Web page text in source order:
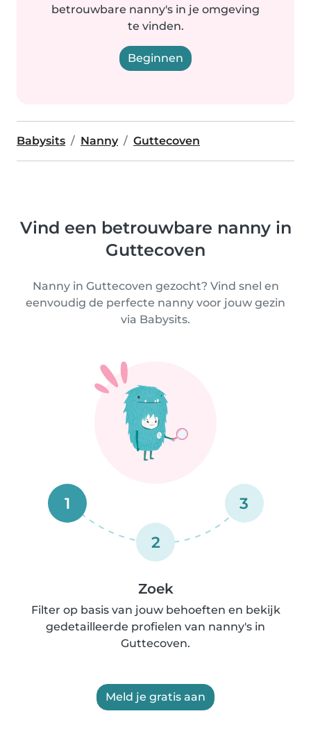
betrouwbare nanny's in je omgeving
te vinden.
Beginnen
Babysits Nanny Guttecoven
Vind een betrouwbare nanny in
Guttecoven
Nanny in Guttecoven gezocht? Vind snel en
eenvoudig de perfecte nanny voor jouw gezin
via Babysits.
1
2
3
Zoek
Filter op basis van jouw behoeften en bekijk
gedetailleerde profielen van nanny's in
Guttecoven.
Meld je gratis aan